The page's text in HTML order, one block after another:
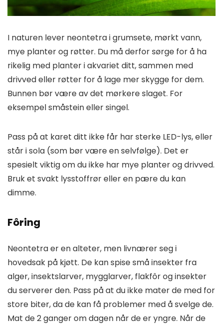
I naturen lever neontetra i grumsete, mørkt vann,
mye planter og røtter. Du må derfor sørge for å ha
rikelig med planter i akvariet ditt, sammen med
drivved eller røtter for å lage mer skygge for dem.
Bunnen bør være av det mørkere slaget. For
eksempel småstein eller singel.
Pass på at karet ditt ikke får har sterke LED-lys, eller
står i sola (som bør være en selvfølge). Det er
spesielt viktig om du ikke har mye planter og drivved.
Bruk et svakt lysstoffrør eller en pære du kan
dimme.
Fôring
Neontetra er en alteter, men livnærer seg i
hovedsak på kjøtt. De kan spise små insekter fra
alger, insektslarver, mygglarver, flakfôr og insekter
du serverer den. Pass på at du ikke mater de med for
store biter, da de kan få problemer med å svelge de.
Mat de 2 ganger om dagen når de er yngre. Når de